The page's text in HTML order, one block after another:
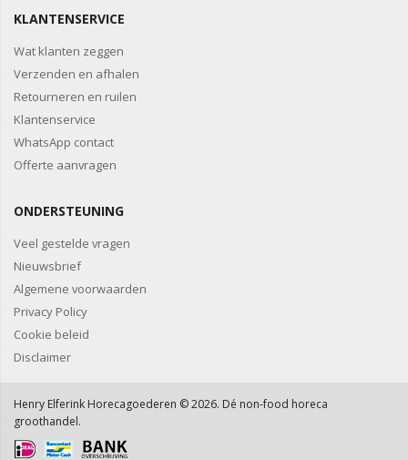
KLANTENSERVICE
Wat klanten zeggen
Verzenden en afhalen
Retourneren en ruilen
Klantenservice
WhatsApp contact
Offerte aanvragen
ONDERSTEUNING
Veel gestelde vragen
Nieuwsbrief
Algemene voorwaarden
Privacy Policy
Cookie beleid
Disclaimer
Henry Elferink Horecagoederen © 2026. Dé non-food horeca
groothandel.